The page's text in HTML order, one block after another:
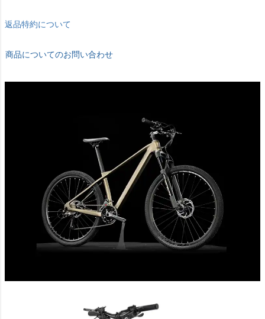
返品特約について
商品についてのお問い合わせ